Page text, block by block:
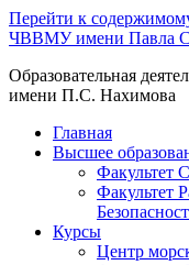
Перейти к
ЧВВМУ имени Павла
Образовательная
имени П.С. Нахимова
Главная
Высшее
Факультет
Факультет
Курсы
Центр